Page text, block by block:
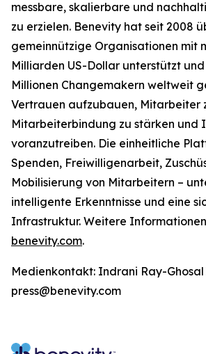
messbare, skalierbare und
zu erzielen. Benevity hat seit 2008
gemeinnützige Organisationen mit
Milliarden US-Dollar unterstützt
Millionen Changemakern weltweit
Vertrauen aufzubauen, Mitarbeiter
Mitarbeiterbindung zu stärken und
voranzutreiben. Die einheitliche
Spenden, Freiwilligenarbeit,
Mobilisierung von Mitarbeitern –
intelligente Erkenntnisse und eine
Infrastruktur. Weitere
benevity.com.
Medienkontakt: Indrani Ray-
press@benevity.com